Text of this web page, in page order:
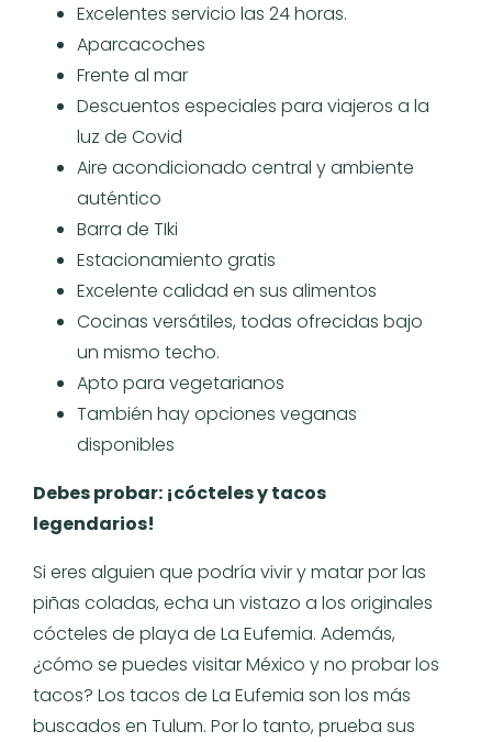
Excelentes servicio las 24 horas.
Aparcacoches
Frente al mar
Descuentos especiales para viajeros a la
luz de Covid
Aire acondicionado central y ambiente
auténtico
Barra de TIki
Estacionamiento gratis
Excelente calidad en sus alimentos
Cocinas versátiles, todas ofrecidas bajo
un mismo techo.
Apto para vegetarianos
También hay opciones veganas
disponibles
Debes probar: ¡cócteles y tacos
legendarios!
Si eres alguien que podría vivir y matar por las
piñas coladas, echa un vistazo a los originales
cócteles de playa de La Eufemia. Además,
¿cómo se puedes visitar México y no probar los
tacos? Los tacos de La Eufemia son los más
buscados en Tulum. Por lo tanto, prueba sus